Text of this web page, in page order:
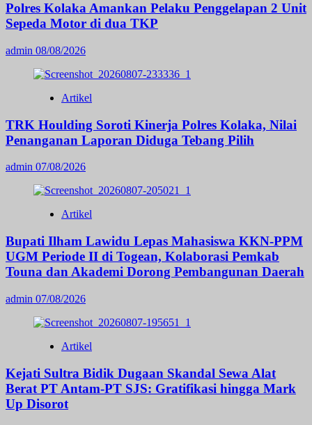
Polres Kolaka Amankan Pelaku Penggelapan 2 Unit
Sepeda Motor di dua TKP
admin 08/08/2026
Artikel
TRK Houlding Soroti Kinerja Polres Kolaka, Nilai
Penanganan Laporan Diduga Tebang Pilih
admin 07/08/2026
Artikel
Bupati Ilham Lawidu Lepas Mahasiswa KKN-PPM
UGM Periode II di Togean, Kolaborasi Pemkab
Touna dan Akademi Dorong Pembangunan Daerah
admin 07/08/2026
Artikel
Kejati Sultra Bidik Dugaan Skandal Sewa Alat
Berat PT Antam-PT SJS: Gratifikasi hingga Mark
Up Disorot